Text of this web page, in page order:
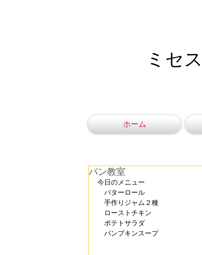
ミセ
ホーム
パン教室
今日のメニュー
バターロール
手作りジャム２種
ローストチキン
ポテトサラダ
パンプキンスープ